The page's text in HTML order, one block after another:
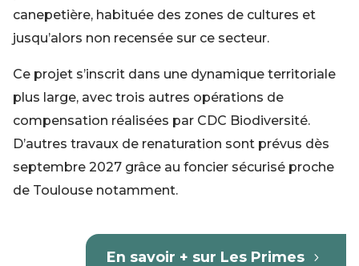
canepetière, habituée des zones de cultures et
jusqu’alors non recensée sur ce secteur.
Ce projet s’inscrit dans une dynamique territoriale
plus large, avec trois autres opérations de
compensation réalisées par CDC Biodiversité.
D’autres travaux de renaturation sont prévus dès
septembre 2027 grâce au foncier sécurisé proche
de Toulouse notamment.
En savoir + sur Les Primes